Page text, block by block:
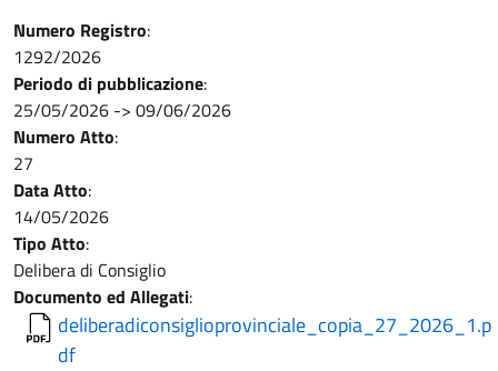
Numero Registro:
1292/2026
Periodo di pubblicazione:
25/05/2026 -> 09/06/2026
Numero Atto:
27
Data Atto:
14/05/2026
Tipo Atto:
Delibera di Consiglio
Documento ed Allegati:
deliberadiconsiglioprovinciale_copia_27_2026_1.p
df